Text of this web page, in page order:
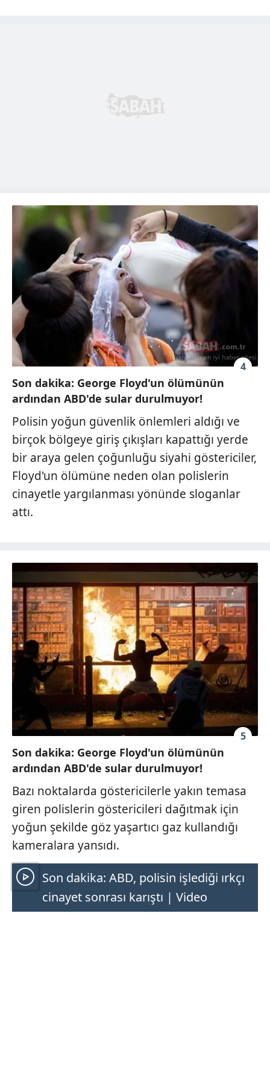
6698 sayılı Kişisel Verilerin Korunması Kanunu uyarınca
hazırlanmış Aydınlatma Metnimizi okumak ve sitemizde
4
Son dakika: George Floyd'un ölümünün
ardından ABD'de sular durulmuyor!
Polisin yoğun güvenlik önlemleri aldığı ve
birçok bölgeye giriş çıkışları kapattığı yerde
bir araya gelen çoğunluğu siyahi göstericiler,
Floyd'un ölümüne neden olan polislerin
cinayetle yargılanması yönünde sloganlar
attı.
5
Son dakika: George Floyd'un ölümünün
ardından ABD'de sular durulmuyor!
Bazı noktalarda göstericilerle yakın temasa
giren polislerin göstericileri dağıtmak için
yoğun şekilde göz yaşartıcı gaz kullandığı
kameralara yansıdı.
Son dakika: ABD, polisin işlediği ırkçı
cinayet sonrası karıştı | Video